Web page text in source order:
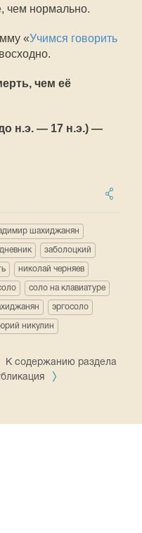
чем нормально.
«Учимся говорить
чем её
н.э. — 17 н.э.) —
шахиджанян
дневник заболоцкий
николай черняев
соло на клавиатуре
эргосоло
никулин
К содержанию раздела